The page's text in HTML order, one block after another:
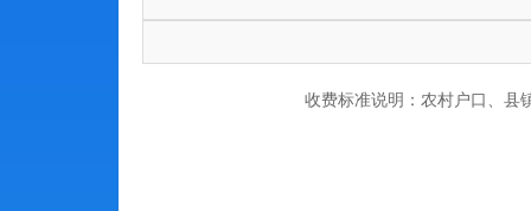
收费标准说明：农村户口、县